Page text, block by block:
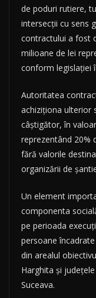
de poduri rutiere,
intersecții cu sens
contractului a fost
milioane de lei
conform legislației
Autoritatea
achiziționa ulterior
câștigător, în
reprezentând 20%
fără valorile
organizării de
Un element
componenta
pe perioada
persoane
din arealul
Harghita și
Suceava.